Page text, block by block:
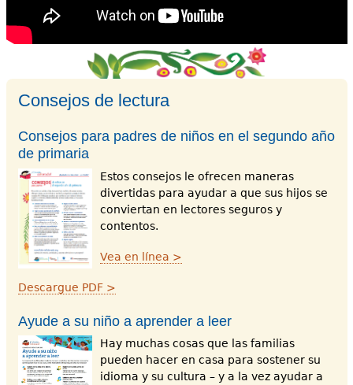
Consejos de lectura
Consejos para padres de niños en el segundo año
de primaria
Estos consejos le ofrecen maneras
divertidas para ayudar a que sus hijos se
conviertan en lectores seguros y
contentos.
Vea en línea >
Descargue PDF >
Ayude a su niño a aprender a leer
Hay muchas cosas que las familias
pueden hacer en casa para sostener su
idioma y su cultura – y a la vez ayudar a